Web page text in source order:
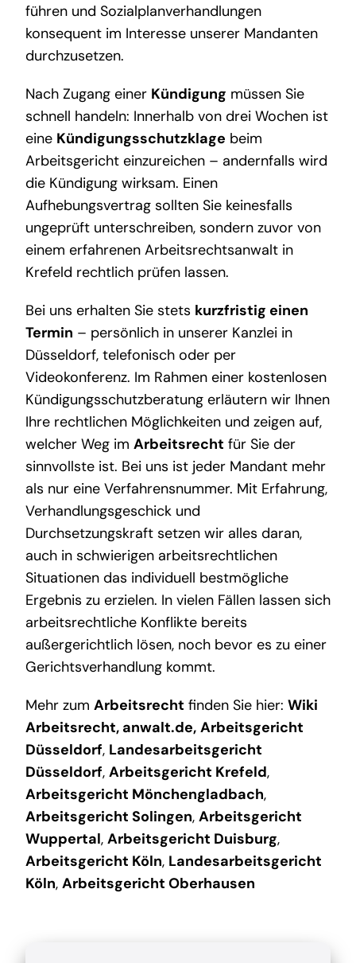
führen und Sozialplanverhandlungen
konsequent im Interesse unserer Mandanten
durchzusetzen.
Nach Zugang einer Kündigung müssen Sie
schnell handeln: Innerhalb von drei Wochen ist
eine Kündigungsschutzklage beim
Arbeitsgericht einzureichen – andernfalls wird
die Kündigung wirksam. Einen
Aufhebungsvertrag sollten Sie keinesfalls
ungeprüft unterschreiben, sondern zuvor von
einem erfahrenen Arbeitsrechtsanwalt in
Krefeld rechtlich prüfen lassen.
Bei uns erhalten Sie stets kurzfristig einen
Termin – persönlich in unserer Kanzlei in
Düsseldorf, telefonisch oder per
Videokonferenz. Im Rahmen einer kostenlosen
Kündigungsschutzberatung erläutern wir Ihnen
Ihre rechtlichen Möglichkeiten und zeigen auf,
welcher Weg im Arbeitsrecht für Sie der
sinnvollste ist. Bei uns ist jeder Mandant mehr
als nur eine Verfahrensnummer. Mit Erfahrung,
Verhandlungsgeschick und
Durchsetzungskraft setzen wir alles daran,
auch in schwierigen arbeitsrechtlichen
Situationen das individuell bestmögliche
Ergebnis zu erzielen. In vielen Fällen lassen sich
arbeitsrechtliche Konflikte bereits
außergerichtlich lösen, noch bevor es zu einer
Gerichtsverhandlung kommt.
Mehr zum Arbeitsrecht finden Sie hier: Wiki
Arbeitsrecht, anwalt.de, Arbeitsgericht
Düsseldorf, Landesarbeitsgericht
Düsseldorf, Arbeitsgericht Krefeld,
Arbeitsgericht Mönchengladbach,
Arbeitsgericht Solingen, Arbeitsgericht
Wuppertal, Arbeitsgericht Duisburg,
Arbeitsgericht Köln, Landesarbeitsgericht
Köln, Arbeitsgericht Oberhausen